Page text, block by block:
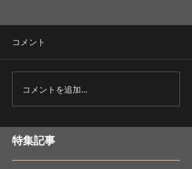
コメント
コメントを追加…
特集記事